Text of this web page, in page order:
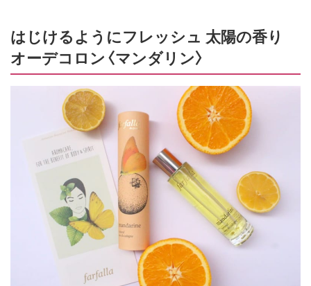
はじけるようにフレッシュ 太陽の香り
オーデコロン〈マンダリン〉